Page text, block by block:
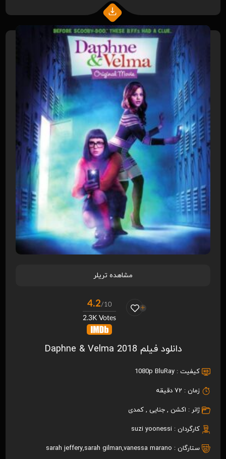
مشاهده تریلر
4.2/10
2.3K Votes
دانلود فیلم Daphne & Velma 2018
کیفیت : 1080p BluRay
زمان : 72 دقیقه
ژانر : اکشن ,جنایی ,کمدی
کارگردان : suzi yoonessi
ستارگان : sarah jeffery,sarah gilman,vanessa marano